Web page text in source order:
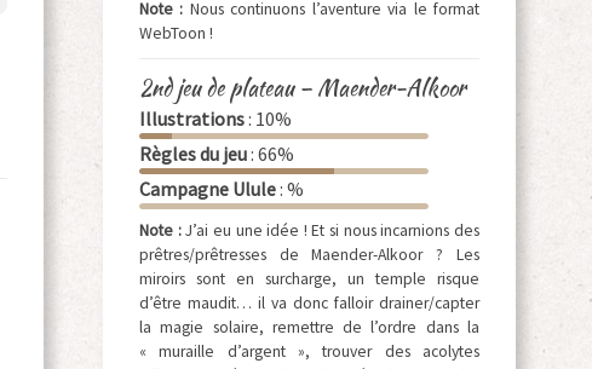
Note : Nous continuons l’aventure via le format
WebToon !
2nd jeu de plateau – Maender-Alkoor
Illustrations: 10%
Règles du jeu: 66%
Campagne Ulule: %
Note :J’ai eu une idée ! Et si nous incarnions des
prêtres/prêtresses de Maender-Alkoor ? Les
miroirs sont en surcharge, un temple risque
d’être maudit… il va donc falloir drainer/capter
la magie solaire, remettre de l’ordre dans la
« muraille d’argent », trouver des acolytes